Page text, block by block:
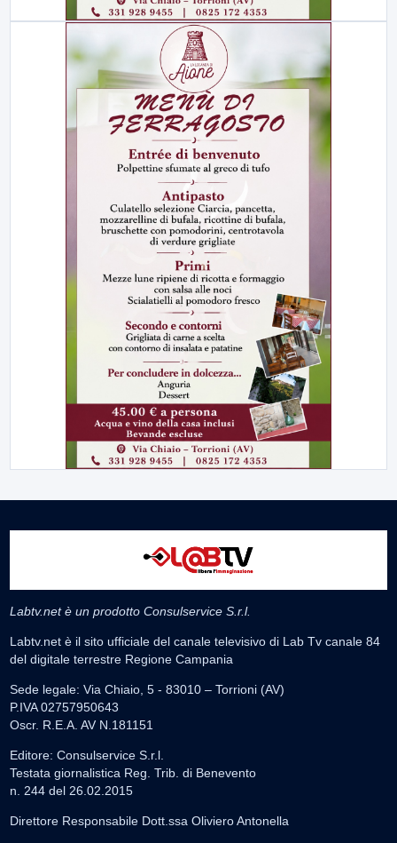
Labtv.net è un prodotto Consulservice S.r.l.
Labtv.net è il sito ufficiale del canale televisivo di Lab Tv canale 84
del digitale terrestre Regione Campania
Sede legale: Via Chiaio, 5 - 83010 – Torrioni (AV)
P.IVA 02757950643
Oscr. R.E.A. AV N.181151
Editore: Consulservice S.r.l.
Testata giornalistica Reg. Trib. di Benevento
n. 244 del 26.02.2015
Direttore Responsabile Dott.ssa Oliviero Antonella